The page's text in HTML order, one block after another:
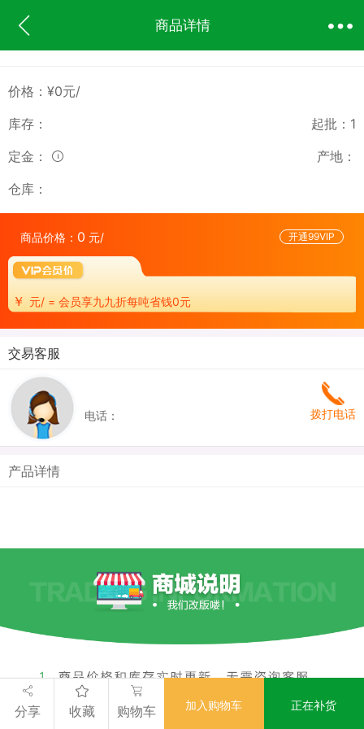
商品详情
分享 收藏 购物车 加入购物车 正在补货
价格：¥0元/
库存：
起批： 1
定金：
产地：
仓库：
商品价格： 0 元/ 开通99VIP
￥ 元/ = 会员享九九折每吨省钱0元
交易客服
拨打电话
电话：
产品详情